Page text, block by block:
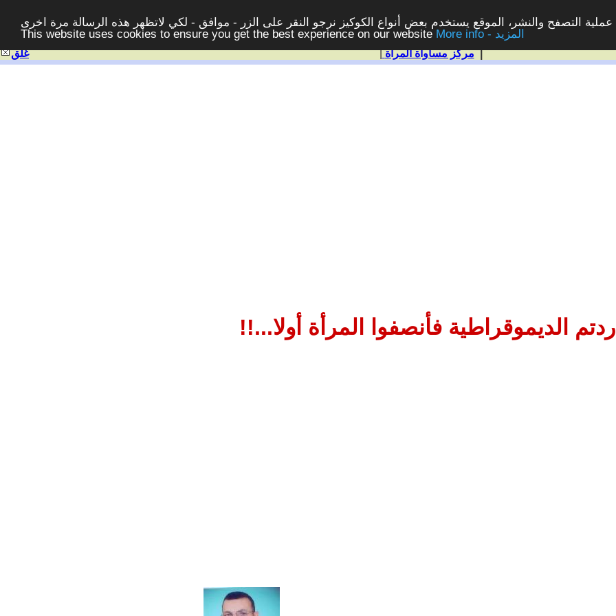
التصفح والنشر، الموقع يستخدم بعض أنواع الكوكيز نرجو النقر على الزر - موافق - لكي لاتظهر هذه الرسالة مرة اخرى -
This website uses cookies to ensure you get the best experience on our website
More info - المزيد
غلق | مركز مساواة المرأة|
الديموقراطية فأنصفوا المرأة أولا...!!